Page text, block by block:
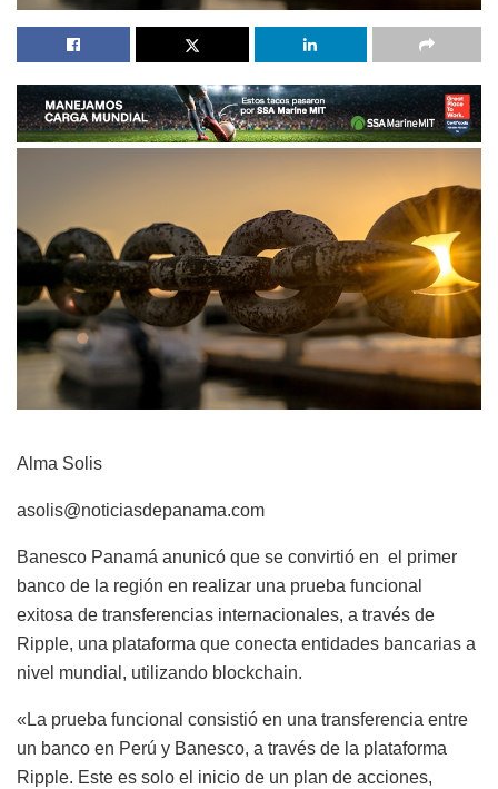
Alma Solis
asolis@noticiasdepanama.com
Banesco Panamá anunicó que se convirtió en el primer
banco de la región en realizar una prueba funcional
exitosa de transferencias internacionales, a través de
Ripple, una plataforma que conecta entidades bancarias a
nivel mundial, utilizando blockchain.
«La prueba funcional consistió en una transferencia entre
un banco en Perú y Banesco, a través de la plataforma
Ripple. Este es solo el inicio de un plan de acciones,